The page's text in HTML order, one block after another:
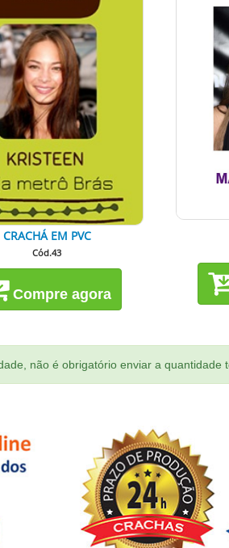
CRACHÁ EM PVC
Cód.43
Compre agora
não é obrigatório enviar a quantidade